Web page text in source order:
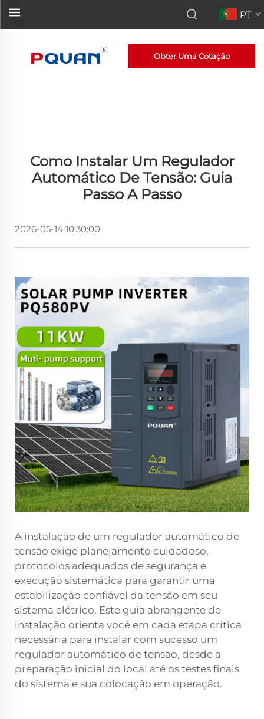
PT
Obter Uma Cotação
Como Instalar Um Regulador
Automático De Tensão: Guia
Passo A Passo
2026-05-14 10:30:00
A instalação de um regulador automático de
tensão exige planejamento cuidadoso,
protocolos adequados de segurança e
execução sistemática para garantir uma
estabilização confiável da tensão em seu
sistema elétrico. Este guia abrangente de
instalação orienta você em cada etapa crítica
necessária para instalar com sucesso um
regulador automático de tensão, desde a
preparação inicial do local até os testes finais
do sistema e sua colocação em operação.